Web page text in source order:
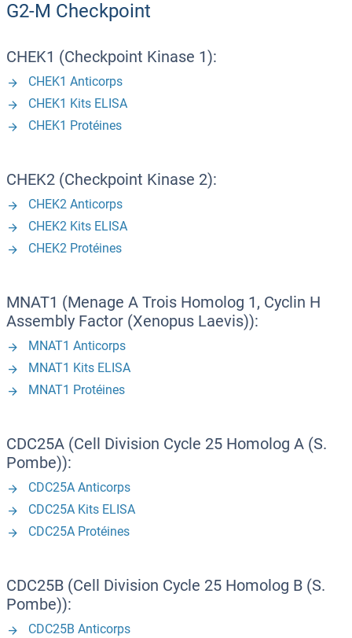
G2-M Checkpoint
CHEK1 (Checkpoint Kinase 1):
CHEK1 Anticorps
CHEK1 Kits ELISA
CHEK1 Protéines
CHEK2 (Checkpoint Kinase 2):
CHEK2 Anticorps
CHEK2 Kits ELISA
CHEK2 Protéines
MNAT1 (Menage A Trois Homolog 1, Cyclin H
Assembly Factor (Xenopus Laevis)):
MNAT1 Anticorps
MNAT1 Kits ELISA
MNAT1 Protéines
CDC25A (Cell Division Cycle 25 Homolog A (S.
Pombe)):
CDC25A Anticorps
CDC25A Kits ELISA
CDC25A Protéines
CDC25B (Cell Division Cycle 25 Homolog B (S.
Pombe)):
CDC25B Anticorps